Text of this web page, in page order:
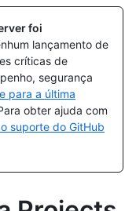
foi
lançamento de
críticas de
segurança
para a última
obter ajuda com
suporte do GitHub